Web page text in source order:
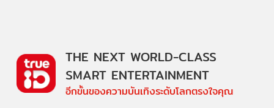
THE NEXT WORLD-CLASS
SMART ENTERTAINMENT
อีกขั้นของความบันเทิงระดับโลกตรงใจคุณ